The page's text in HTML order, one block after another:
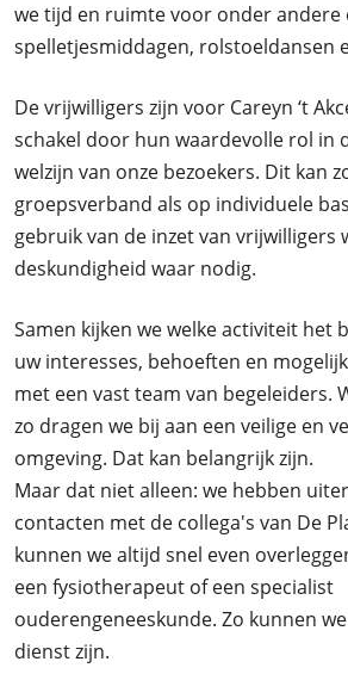
we tijd en ruimte voor onder andere
spelletjesmiddagen, rolstoeldansen
De vrijwilligers zijn voor Careyn ‘t
schakel door hun waardevolle rol in
welzijn van onze bezoekers. Dit kan
groepsverband als op individuele
gebruik van de inzet van vrijwilligers
deskundigheid waar nodig.
Samen kijken we welke activiteit het
uw interesses, behoeften en
met een vast team van begeleiders.
zo dragen we bij aan een veilige en
omgeving. Dat kan belangrijk zijn.
Maar dat niet alleen: we hebben
contacten met de collega's van De
kunnen we altijd snel even
een fysiotherapeut of een specialist
ouderengeneeskunde. Zo kunnen
dienst zijn.